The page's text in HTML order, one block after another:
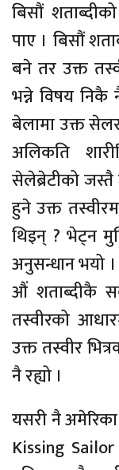
बिसौं
पाए । बिसौं
बने तर उक्त
भन्ने विषय निकै
बेलामा उक्त
अलिकति
सेलेब्रेटीको जस्तै
हुने उक्त
थिइन् ? भेट्न
अनुसन्धान भयो ।
औं शताब्दीकै
तस्वीरको
उक्त तस्वीर
नै रह्यो ।
यसरी नै
Kissing